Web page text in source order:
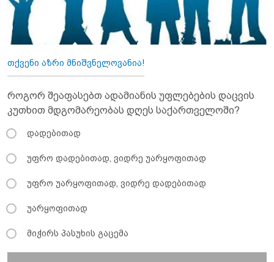
თქვენი აზრი მნიშვნელოვანია!
როგორ შეაფასებთ ადამიანის უფლებების დაცვის
კუთხით მდგომარეობას დღეს საქართველოში?
დადებითად
უფრო დადებითად, ვიდრე უარყოფითად
უფრო უარყოფითად, ვიდრე დადებითად
უარყოფითად
მიჭირს პასუხის გაცემა